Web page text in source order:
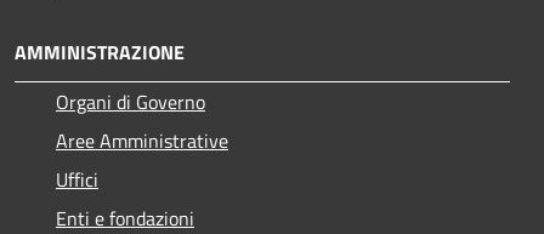
AMMINISTRAZIONE
Organi di Governo
Aree Amministrative
Uffici
Enti e fondazioni